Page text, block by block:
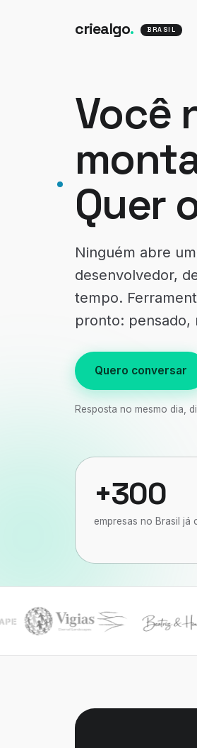
criealgo. BRASIL
Você
Quer
Ninguém abre
desenvolvedor,
tempo.
pronto: pensado,
Quero conversar
Resposta no mesmo dia,
+300
empresas no Brasil já